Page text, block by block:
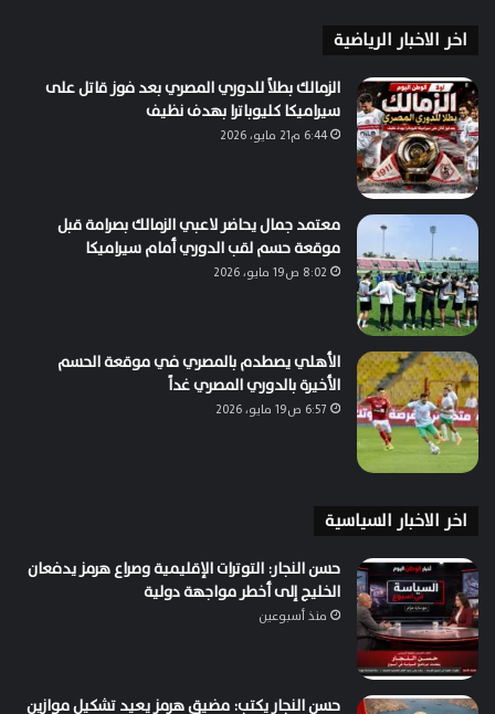
اخر الاخبار الرياضية
الزمالك بطلاً للدوري المصري بعد فوز قاتل على
سيراميكا كليوباترا بهدف نظيف
6:44 م21 مايو، 2026
معتمد جمال يحاضر لاعبي الزمالك بصرامة قبل
موقعة حسم لقب الدوري أمام سيراميكا
8:02 ص19 مايو، 2026
الأهلي يصطدم بالمصري في موقعة الحسم
الأخيرة بالدوري المصري غداً
6:57 ص19 مايو، 2026
اخر الاخبار السياسية
حسن النجار: التوترات الإقليمية وصراع هرمز يدفعان
الخليج إلى أخطر مواجهة دولية
منذ أسبوعين
حسن النجار يكتب: مضيق هرمز يعيد تشكيل موازين